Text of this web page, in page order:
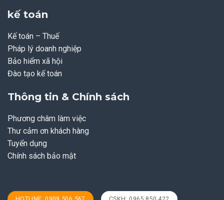
kế toán
Kế toán – Thuế
Pháp lý doanh nghiệp
Bảo hiểm xã hội
Đào tạo kế toán
Thông tin & Chính sách
Phương châm làm việc
Thư cảm ơn khách hàng
Tuyển dụng
Chính sách bảo mật